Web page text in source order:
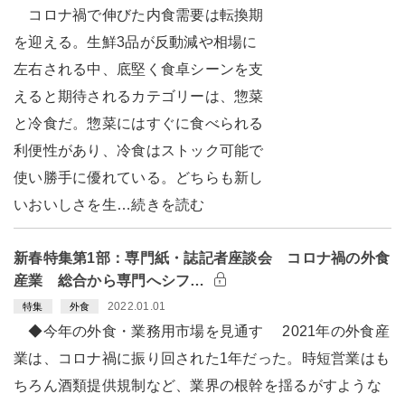
コロナ禍で伸びた内食需要は転換期
を迎える。生鮮3品が反動減や相場に
左右される中、底堅く食卓シーンを支
えると期待されるカテゴリーは、惣菜
と冷食だ。惣菜にはすぐに食べられる
利便性があり、冷食はストック可能で
使い勝手に優れている。どちらも新し
いおいしさを生…続きを読む
新春特集第1部：専門紙・誌記者座談会 コロナ禍の外食
産業 総合から専門へシフ…
特集 外食 2022.01.01
◆今年の外食・業務用市場を見通す 2021年の外食産
業は、コロナ禍に振り回された1年だった。時短営業はも
ちろん酒類提供規制など、業界の根幹を揺るがすような